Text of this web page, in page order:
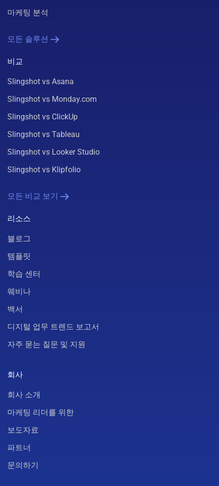
마케팅 분석
모든 솔루션
비교
Slingshot vs Asana
Slingshot vs Monday.com
Slingshot vs ClickUp
Slingshot vs Tableau
Slingshot vs Looker Studio
Slingshot vs Klipfolio
모든 비교 보기
리소스
블로그
템플릿
학습 센터
웨비나
백서
디지털 업무 트렌드 보고서
자주 묻는 질문 및 지원
회사
회사 소개
마케팅 리더를 위한
보도자료
파트너
문의하기